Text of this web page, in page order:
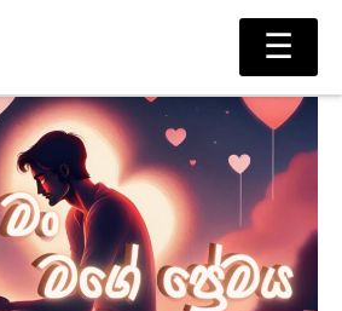
Main
☰